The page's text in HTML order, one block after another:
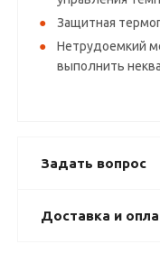
Защитная
Нетрудоемкий
выполнить
Задать вопрос
Доставка и